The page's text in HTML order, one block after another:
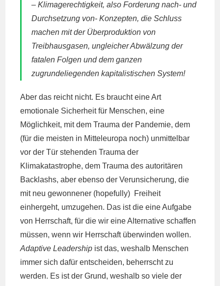
– Klimagerechtigkeit, also Forderung nach- und
Durchsetzung von- Konzepten, die Schluss
machen mit der Überproduktion von
Treibhausgasen, ungleicher Abwälzung der
fatalen Folgen und dem ganzen
zugrundeliegenden kapitalistischen System!
Aber das reicht nicht. Es braucht eine Art
emotionale Sicherheit für Menschen, eine
Möglichkeit, mit dem Trauma der Pandemie, dem
(für die meisten in Mitteleuropa noch) unmittelbar
vor der Tür stehenden Trauma der
Klimakatastrophe, dem Trauma des autoritären
Backlashs, aber ebenso der Verunsicherung, die
mit neu gewonnener (hopefully) Freiheit
einhergeht, umzugehen. Das ist die eine Aufgabe
von Herrschaft, für die wir eine Alternative schaffen
müssen, wenn wir Herrschaft überwinden wollen.
Adaptive Leadership ist das, weshalb Menschen
immer sich dafür entscheiden, beherrscht zu
werden. Es ist der Grund, weshalb so viele der